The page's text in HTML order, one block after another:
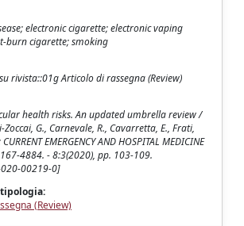
electronic cigarette; electronic vaping
burn cigarette; smoking
rivista::01g Articolo di rassegna (Review)
health risks. An updated umbrella review /
G., Carnevale, R., Cavarretta, E., Frati,
EMERGENCY AND HOSPITAL MEDICINE
4884. - 8:3(2020), pp. 103-109.
00219-0]
(Review)